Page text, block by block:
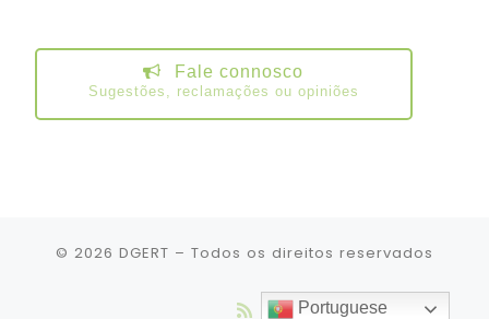
Fale connosco
Sugestões, reclamações ou opiniões
© 2026 DGERT – Todos os direitos reservados
Portuguese